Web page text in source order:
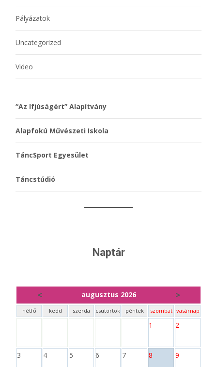
Pályázatok
Uncategorized
Video
“Az Ifjúságért” Alapítvány
Alapfokú Művészeti Iskola
TáncSport Egyesület
Táncstúdió
Naptár
< augusztus 2026 >
hétfő kedd szerda csütörtök péntek szombat vasárnap
1 2
3 4 5 6 7 8 9